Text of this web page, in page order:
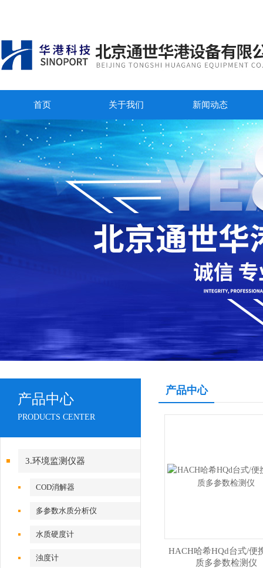
首页 关于我们 新闻动态
产品中心
PRODUCTS CENTER
3.环境监测仪器
COD消解器
多参数水质分析仪
水质硬度计
浊度计
产品中心
HACH哈希HQd台式/便
质多参数检测仪